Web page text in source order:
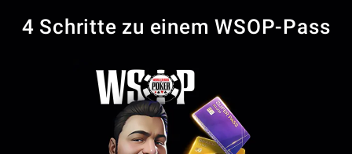
4 Schritte zu einem WSOP-Pass